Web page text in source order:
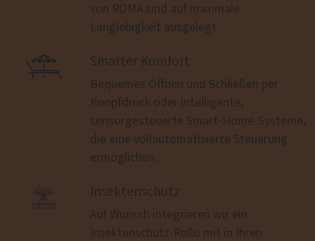
von ROMA sind auf maximale
Langlebigkeit ausgelegt.
 Smarter Komfort
Bequemes Öffnen und Schließen per
Knopfdruck oder intelligente,
sensorgesteuerte Smart-Home-Systeme,
die eine vollautomatisierte Steuerung
ermöglichen.
 Insektenschutz
Auf Wunsch integrieren wir ein
Insektenschutz-Rollo mit in Ihren